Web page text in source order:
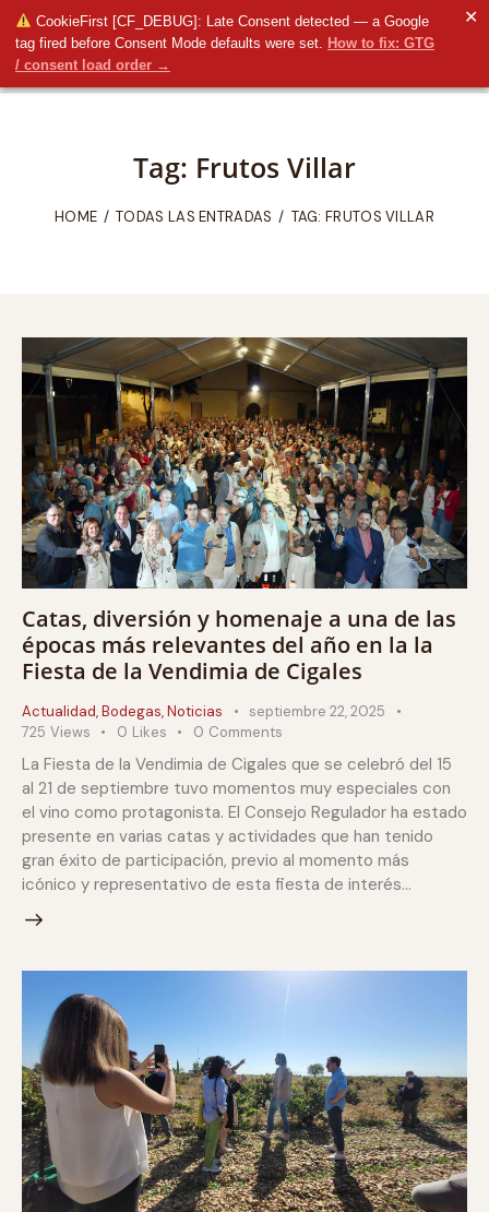
CookieFirst [CF_DEBUG]: Late Consent detected — a Google
tag fired before Consent Mode defaults were set. How to fix: GTG
/ consent load order →
✕
Tag: Frutos Villar
HOME TODAS LAS ENTRADAS TAG: FRUTOS VILLAR
Catas, diversión y homenaje a una de las
épocas más relevantes del año en la la
Fiesta de la Vendimia de Cigales
Actualidad,Bodegas,Noticias
septiembre 22, 2025
725 Views 0 Likes 0 Comments
La Fiesta de la Vendimia de Cigales que se celebró del 15
al 21 de septiembre tuvo momentos muy especiales con
el vino como protagonista. El Consejo Regulador ha estado
presente en varias catas y actividades que han tenido
gran éxito de participación, previo al momento más
icónico y representativo de esta fiesta de interés…